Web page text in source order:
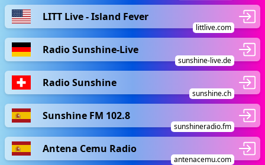
LITT Live - Island Fever
littlive.com
Radio Sunshine-Live
sunshine-live.de
Radio Sunshine
sunshine.ch
Sunshine FM 102.8
sunshineradio.fm
Antena Cemu Radio
antenacemu.com